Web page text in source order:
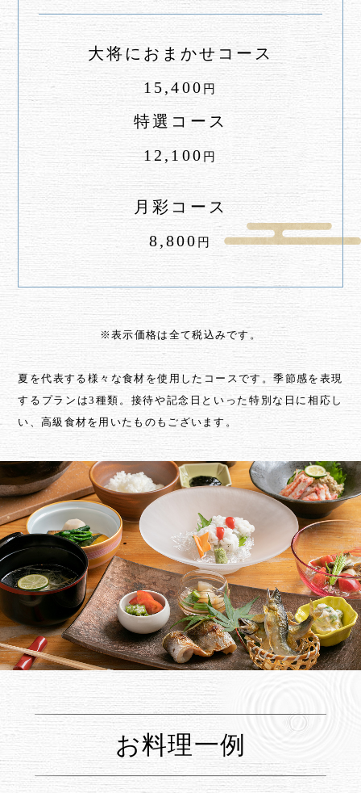
大将におまかせコース
15,400 円
特選コース
12,100 円
月彩コース
8,800 円
※表示価格は全て税込みです。
夏を代表する様々な食材を使用したコースです。季節感を表現
するプランは3種類。 接待や記念日といった特別な日に相応し
い、高級食材を用いたものもございます。
お料理一例